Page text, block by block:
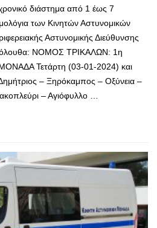
διάστημα από 1 έως 7
των Κινητών Αστυνομικών
Αστυνομικής Διεύθυνσης
ΝΟΜΟΣ ΤΡΙΚΑΛΩΝ: 1η
Τετάρτη (03-01-2024) και
– Ξηρόκαμπος – Οξύνεια –
– Αγιόφυλλο …